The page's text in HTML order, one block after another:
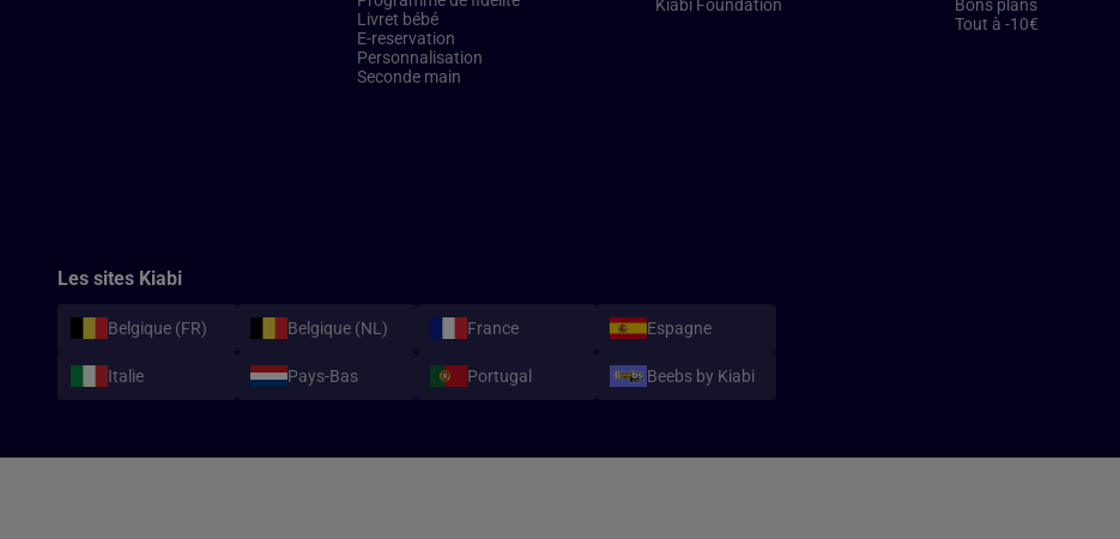
Livret bébé
E-reservation
Personnalisation
Seconde main
Kiabi Foundation
Bons plans
Tout à -10€
Les sites Kiabi
Belgique (FR) Belgique (NL) France Espagne
Italie Pays-Bas Portugal Beebs by Kiabi